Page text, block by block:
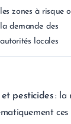
les zones à risque
la demande des
autorités locales
et pesticides: la